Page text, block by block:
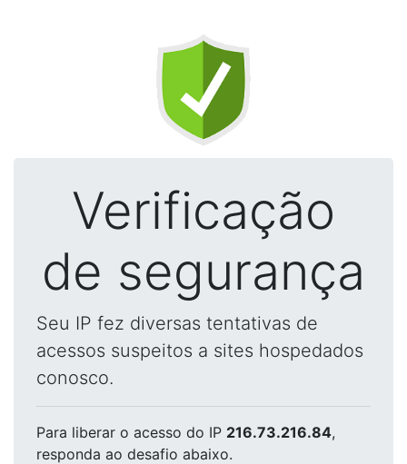
Verificação
de segurança
Seu IP fez diversas tentativas de
acessos suspeitos a sites hospedados
conosco.
Para liberar o acesso do IP 216.73.216.84,
responda ao desafio abaixo.